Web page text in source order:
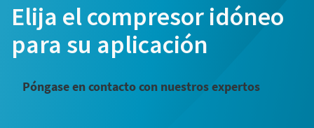
Elija el compresor idóneo
para su aplicación
Póngase en contacto con nuestros expertos